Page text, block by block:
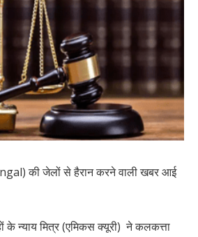
की जेलों से हैरान करने वाली खबर आई
के न्याय मित्र (एमिकस क्यूरी) ने कलकत्ता